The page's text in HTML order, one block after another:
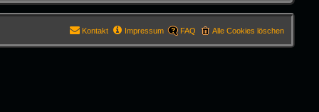
Alle Cookies löschen
FAQ
Impressum
Kontakt